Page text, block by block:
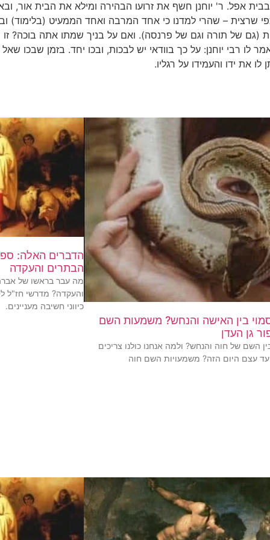
אפל. ר' יוחנן חשף את זרועו הבהירה ומילא את הבית אור,
שרצית – שהרי למדנו כי אחד המרבה ואחד הממעיט (בלימוד)
(גם של תורה וגם של פרנסה). ואם על בניך שמתו אתה בוכה?
לו רבי יוחנן: על כך בוודאי יש לבכות, ובכו יחד. בזמן שבכו
את ידו והעמידו על רגליו.
בין האישה והנחש? משמעות השם
גן העדן
השם של חוה והנחש? ולמה אנחנו כולנו צריכים
עד עצם היום הזה? משמעויות השם חוה
הדברים האלה:
הבתרים והעקדה
מה עבר בראשו של
והעקדה? מדרשי חז"ל
כיווני חשיבה מעניינים.